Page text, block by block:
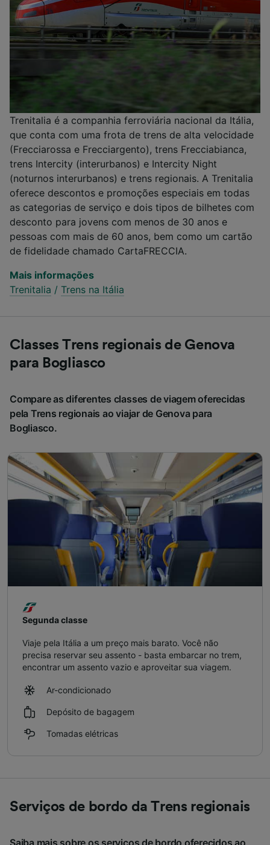
Trenitalia é a companhia ferroviária nacional da Itália,
que conta com uma frota de trens de alta velocidade
(Frecciarossa e Frecciargento), trens Frecciabianca,
trens Intercity (interurbanos) e Intercity Night
(noturnos interurbanos) e trens regionais. A Trenitalia
oferece descontos e promoções especiais em todas
as categorias de serviço e dois tipos de bilhetes com
desconto para jovens com menos de 30 anos e
pessoas com mais de 60 anos, bem como um cartão
de fidelidade chamado CartaFRECCIA.
Mais informações
Trenitalia / Trens na Itália
Classes Trens regionais de Genova
para Bogliasco
Compare as diferentes classes de viagem oferecidas
pela Trens regionais ao viajar de Genova para
Bogliasco.
Segunda classe
Viaje pela Itália a um preço mais barato. Você não
precisa reservar seu assento - basta embarcar no trem,
encontrar um assento vazio e aproveitar sua viagem.
Ar-condicionado
Depósito de bagagem
Tomadas elétricas
Serviços de bordo da Trens regionais
Saiba mais sobre os serviços de bordo oferecidos ao